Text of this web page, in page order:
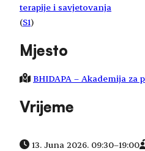
terapije i savjetovanja
(S1)
Mjesto
BHIDAPA – Akademija za
Vrijeme
13. Juna 2026. 09:30–19:00